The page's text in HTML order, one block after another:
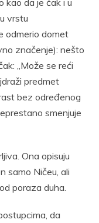
vrstu
odmerio domet
značenje): nešto
„Može se reći
predmet
bez određenog
smenjuje
Ona opisuju
samo Ničeu, ali
poraza duha.
da